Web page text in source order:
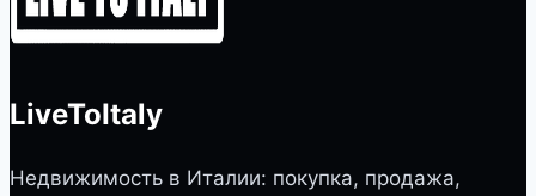
LiveToItaly
Недвижимость в Италии: покупка, продажа,